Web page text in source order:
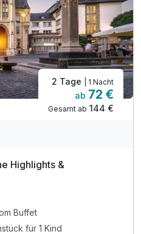
2 Tage | 1 Nacht
ab 72 €
Gesamt ab 144 €
Highlights &
Buffet
für 1 Kind